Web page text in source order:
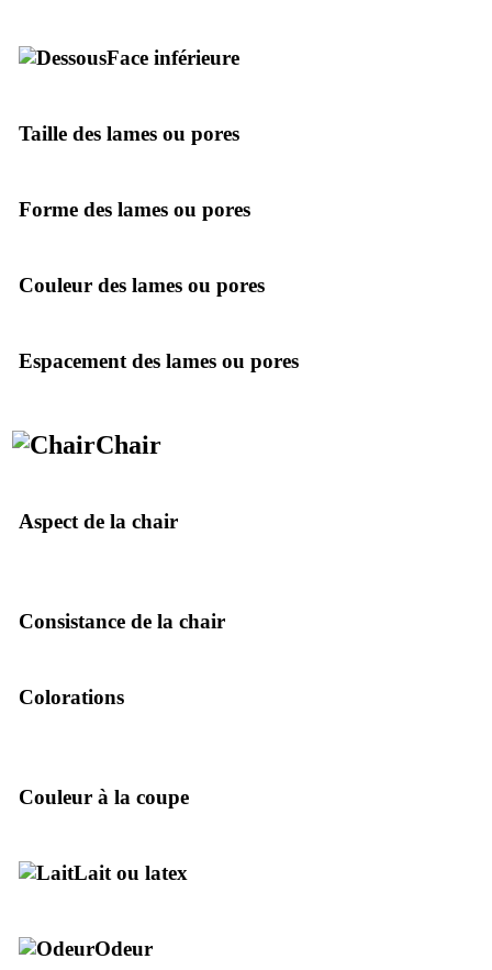
Face inférieure
Taille des lames ou pores
Forme des lames ou pores
Couleur des lames ou pores
Espacement des lames ou pores
Chair
Aspect de la chair
Consistance de la chair
Colorations
Couleur à la coupe
Lait ou latex
Odeur